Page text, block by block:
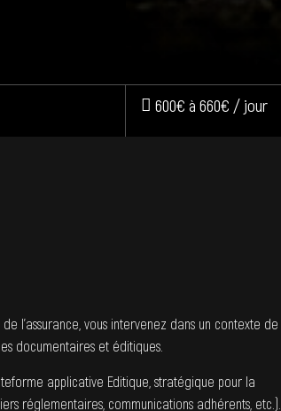
600€ à 660€ / jour
l’assurance, vous intervenez dans un contexte de
documentaires et éditiques.
applicative Editique, stratégique pour la
réglementaires, communications adhérents, etc.).